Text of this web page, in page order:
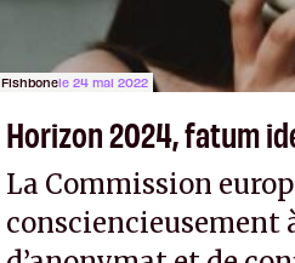
Fishbonele 24 mai 2022
Horizon 2024, fatum
La Commission
consciencieusement